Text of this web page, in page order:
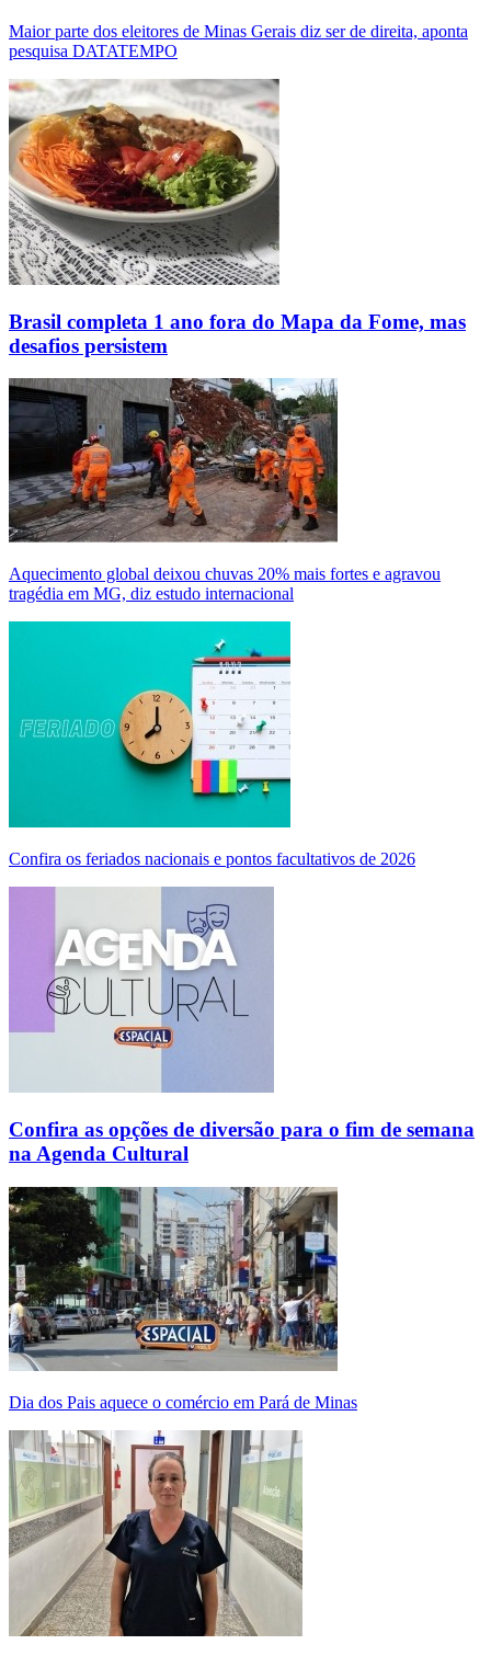
Maior parte dos eleitores de Minas Gerais diz ser de direita, aponta
pesquisa DATATEMPO
Brasil completa 1 ano fora do Mapa da Fome, mas
desafios persistem
Aquecimento global deixou chuvas 20% mais fortes e agravou
tragédia em MG, diz estudo internacional
Confira os feriados nacionais e pontos facultativos de 2026
Confira as opções de diversão para o fim de semana
na Agenda Cultural
Dia dos Pais aquece o comércio em Pará de Minas